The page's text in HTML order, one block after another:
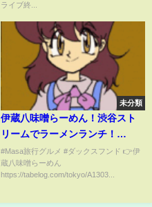
ライブ終...
未分類
伊蔵八味噌らーめん！渋谷スト
リームでラーメンランチ！
【Masa旅行グルメ】
#Masa旅行グルメ #ダックスフンド 👉伊
蔵八味噌らーめん
https://tabelog.com/tokyo/A1303...